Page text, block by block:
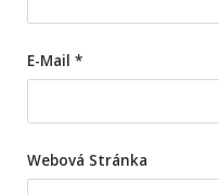
E-Mail *
Webová Stránka